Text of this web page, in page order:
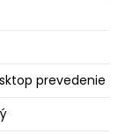
prevedenie